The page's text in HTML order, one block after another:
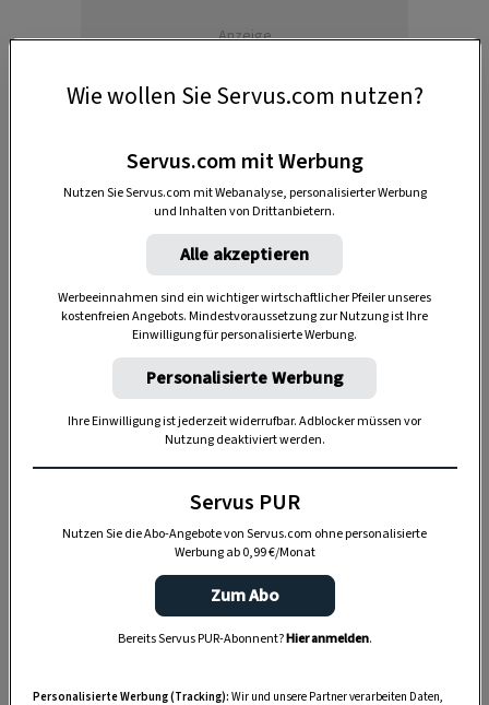
Anzeige
Wer es traditioneller mag, für den gibt es
Buttermilch-Backhendl oder ein Schnitzel vom
Duroc-Schwein.
Im Wirtshaus Poststube 1327 verwöhnt Koch Stefan
Wie wollen Sie Servus.com nutzen?
Servus.com mit Werbung
Nutzen Sie Servus.com mit Webanalyse, personalisierter Werbung
und Inhalten von Drittanbietern.
Alle akzeptieren
Werbeeinnahmen sind ein wichtiger wirtschaftlicher Pfeiler unseres
kostenfreien Angebots. Mindestvoraussetzung zur Nutzung ist Ihre
Einwilligung für personalisierte Werbung.
Personalisierte Werbung
Ihre Einwilligung ist jederzeit widerrufbar. Adblocker müssen vor
Nutzung deaktiviert werden.
Servus PUR
Nutzen Sie die Abo-Angebote von Servus.com ohne personalisierte
Werbung ab 0,99 €/Monat
Zum Abo
Bereits Servus PUR-Abonnent?Hier anmelden.
Personalisierte Werbung (Tracking): Wir und unsere Partner verarbeiten Daten,